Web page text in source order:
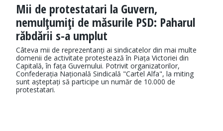
Mii de protestatari la Guvern,
nemulţumiţi de măsurile PSD: Paharul
răbdării s-a umplut
Câteva mii de reprezentanți ai sindicatelor din mai multe
domenii de activitate protestează în Piața Victoriei din
Capitală, în fața Guvernului. Potrivit organizatorilor,
Confederația Națională Sindicală "Cartel Alfa", la miting
sunt așteptați să participe un număr de 10.000 de
protestatari.